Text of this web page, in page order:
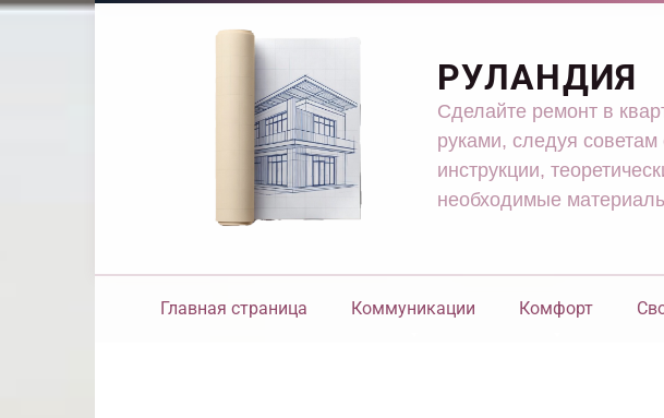
Перейти
РУЛАНДИЯ
Сделайте ремонт в
руками, следуя
инструкции,
необходимые
Главная страница Коммуникации Комфорт